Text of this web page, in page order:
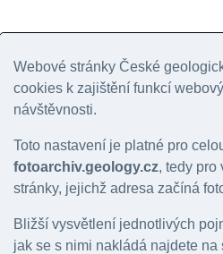
údolí Chvojnice - pod
Zamazalkou [1 km]
© Hrdličková (Buriánková),
Kristýna | 2025
Pod
©
Kristýna |
Webové stránky České
cookies k zajištění funkcí
návštěvnosti.
Toto nastavení je platné pro
fotoarchiv.geology.cz, tedy pro
stránky, jejichž adresa začíná
Bližší vysvětlení jednotlivých
jak se s nimi nakládá najdete na